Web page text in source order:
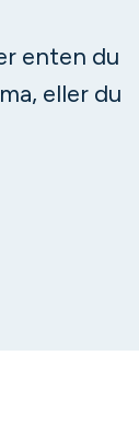
enten du
eller du